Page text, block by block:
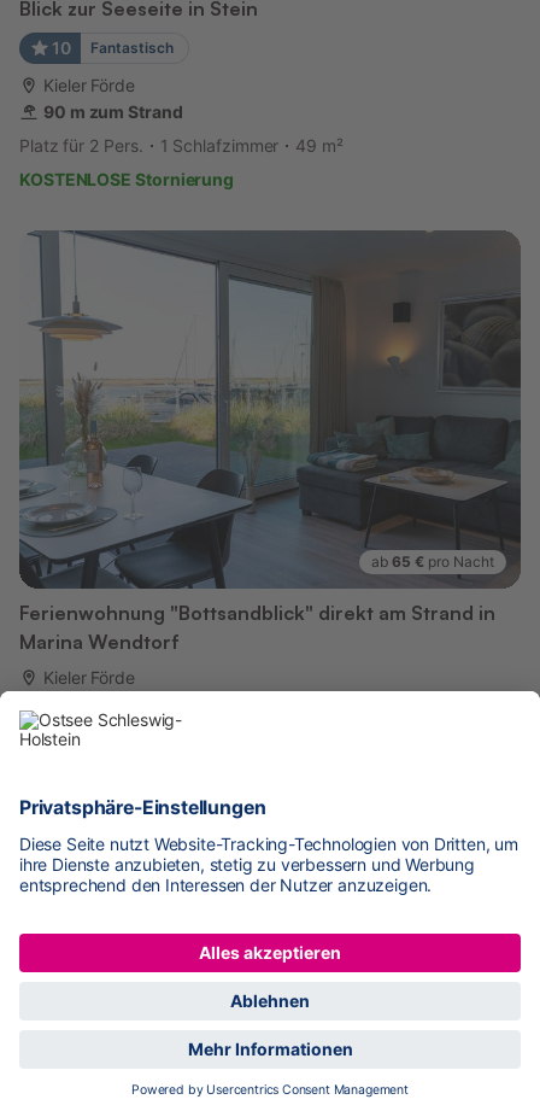
Blick zur Seeseite in Stein
10 Fantastisch
Kieler Förde
90 m zum Strand
Platz für 2 Pers.
1 Schlafzimmer
49 m²
KOSTENLOSE Stornierung
ab 65 € pro Nacht
Ferienwohnung "Bottsandblick" direkt am Strand in
Marina Wendtorf
Kieler Förde
Platz für 4 Pers.